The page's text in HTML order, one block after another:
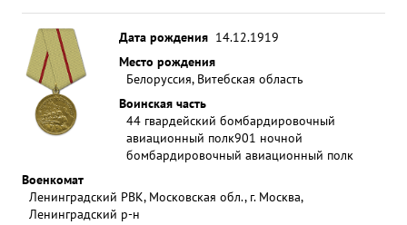
Дата рождения 14.12.1919
Место рождения
Белоруссия, Витебская область
Воинская часть
44 гвардейский бомбардировочный
авиационный полк901 ночной
бомбардировочный авиационный полк
Военкомат
Ленинградский РВК, Московская обл., г. Москва,
Ленинградский р-н